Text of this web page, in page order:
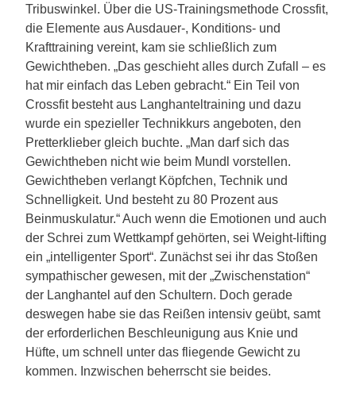
Tribuswinkel. Über die US-Trainingsmethode Crossfit,
die Elemente aus Ausdauer-, Konditions- und
Krafttraining vereint, kam sie schließlich zum
Gewichtheben. „Das geschieht alles durch Zufall – es
hat mir einfach das Leben gebracht.“ Ein Teil von
Crossfit besteht aus Langhanteltraining und dazu
wurde ein spezieller Technikkurs angeboten, den
Pretterklieber gleich buchte. „Man darf sich das
Gewichtheben nicht wie beim Mundl vorstellen.
Gewichtheben verlangt Köpfchen, Technik und
Schnelligkeit. Und besteht zu 80 Prozent aus
Beinmuskulatur.“ Auch wenn die Emotionen und auch
der Schrei zum Wettkampf gehörten, sei Weight-lifting
ein „intelligenter Sport“. Zunächst sei ihr das Stoßen
sympathischer gewesen, mit der „Zwischenstation“
der Langhantel auf den Schultern. Doch gerade
deswegen habe sie das Reißen intensiv geübt, samt
der erforderlichen Beschleunigung aus Knie und
Hüfte, um schnell unter das fliegende Gewicht zu
kommen. Inzwischen beherrscht sie beides.